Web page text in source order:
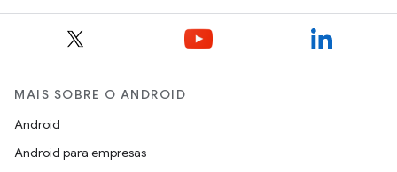
MAIS SOBRE O ANDROID
Android
Android para empresas